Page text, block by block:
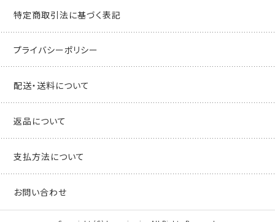
特定商取引法に基づく表記
プライバシーポリシー
配送・送料について
返品について
支払方法について
お問い合わせ